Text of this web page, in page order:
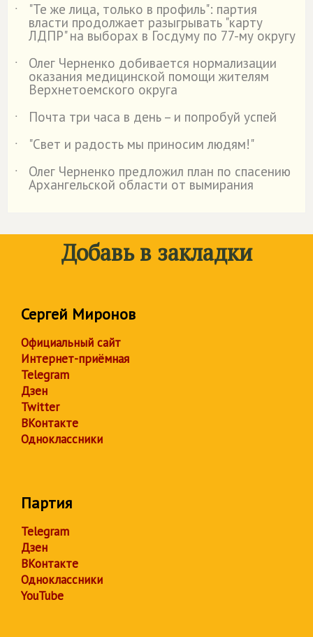
˙ "Те же лица, только в профиль": партия
власти продолжает разыгрывать "карту
ЛДПР" на выборах в Госдуму по 77-му округу
˙
Олег Черненко добивается нормализации
оказания медицинской помощи жителям
Верхнетоемского округа
˙
Почта три часа в день – и попробуй успей
˙
"Свет и радость мы приносим людям!"
˙
Олег Черненко предложил план по спасению
Архангельской области от вымирания
Добавь в закладки
Сергей Миронов
Официальный сайт
Интернет-приёмная
Telegram
Дзен
Twitter
ВКонтакте
Одноклассники
Партия
Telegram
Дзен
ВКонтакте
Одноклассники
YouTube